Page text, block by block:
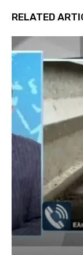
RELATED